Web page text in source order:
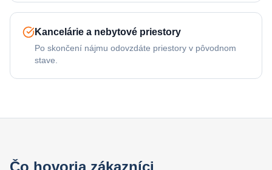
Kancelárie a nebytové priestory
Po skončení nájmu odovzdáte priestory v pôvodnom
stave.
Čo hovoria zákazníci